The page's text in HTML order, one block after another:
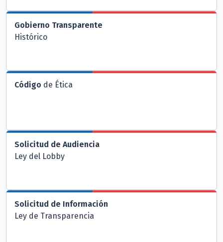
Gobierno Transparente
Histórico
Código de Ética
Solicitud de Audiencia
Ley del Lobby
Solicitud de Información
Ley de Transparencia